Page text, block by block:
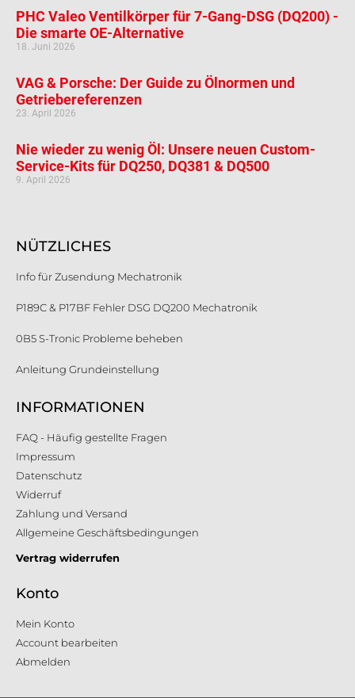
PHC Valeo Ventilkörper für 7-Gang-DSG (DQ200) -
Die smarte OE-Alternative
18. Juni 2026
VAG & Porsche: Der Guide zu Ölnormen und
Getriebereferenzen
23. April 2026
Nie wieder zu wenig Öl: Unsere neuen Custom-
Service-Kits für DQ250, DQ381 & DQ500
9. April 2026
NÜTZLICHES
Info für Zusendung Mechatronik
P189C & P17BF Fehler DSG DQ200 Mechatronik
0B5 S-Tronic Probleme beheben
Anleitung Grundeinstellung
INFORMATIONEN
FAQ - Häufig gestellte Fragen
Impressum
Datenschutz
Widerruf
Zahlung und Versand
Allgemeine Geschäftsbedingungen
Vertrag widerrufen
Konto
Mein Konto
Account bearbeiten
Abmelden